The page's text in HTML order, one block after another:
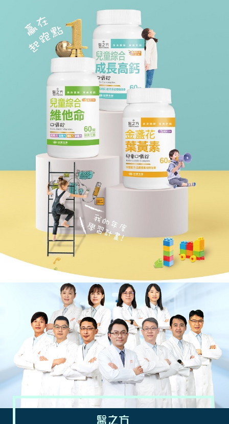
1.本服務係由「台灣大哥大股份有限公司」（以下簡稱本公司）所提供，讓
用戶於交易時，得透過本服務購買商品或服務，並由商店將買賣／分期付款
買賣價金債權讓與本公司後，依約使用本公司帳單繳交帳款。
2.基於同意付款使用「大哥付你分期」之契約關係目的，商店將以您的個人
資料（包含姓名、電話或地址）提供予台灣大哥大進項蒐集、處理及利用，
由本公司與您本人進行分期帳單所需資料之確認、核對及更正。
3.完整用戶服務條款，請詳閱以下連結：
https://oppay.tw/userRule
３．收到繳費通知簡訊後14天內，點擊此簡訊中的連結，可透過四大超商／
ATM／網路銀行／等多元方式進行付款，方視為交易完成。
※ 請注意：結帳手續完成當下不需立刻繳費，但若您需要取消訂單，請聯絡
購買商品的店家。未經商家同意取消之訂單仍視為有效，需透過AFTEE先享
後付繳納相關費用。
※ 交易是否成功請以「AFTEE先享後付 」之結帳頁面顯示為準，若有關於
是否繳費成功／繳費後需取消欲退款等相關疑問，請聯繫「AFTEE先享後付
客戶支援中心」https://netprotections.freshdesk.com/support/home
１．透過由恩沛科技股份有限公司提供之「AFTEE先享後付」服務完成之交
易，需依本服務之必要範圍內提供個人資料，並將交易相關給付款項請求債
權轉讓予恩沛科技股份有限公司。
２．關於個人資料處理事宜，請瀏覽以下網址：
https://aftee.tw/terms/#terms3
３．未成年的使用者請事先徵得法定代理人或監護人之同意方可使用
「AFTEE先享後付」，若未經同意申辦者引起之損失，本公司不負相關責
４．使用「AFTEE先享後付」時，將依據個別帳號之用戶狀況，依本公司即
時審查核予不同之上限額度；若仍有額度不足之情形，本公司將視審查結果
請求用戶進行身份認證。
５．嚴禁一人註冊多個帳號或使用他人資訊註冊。若發現惡意使用之情形，
恩沛科技股份有限公司將有權停止該用戶之使用額度並採取法律行動。